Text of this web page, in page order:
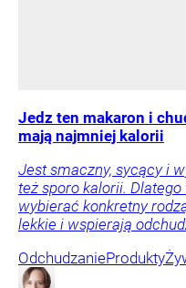
Jedz ten makaron i
mają najmniej kalorii
Jest smaczny, sycący i
też sporo kalorii.
wybierać konkretny
lekkie i wspierają
OdchudzanieProdukty